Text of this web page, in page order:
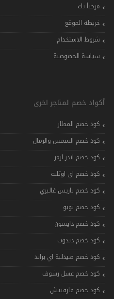
مرحباً بك
خريطة الموقع
شروط الاستخدام
سياسة الخصوصية
أكواد خصم لمتاجر اخرى
كود خصم المطار
كود خصم الشمس والرمال
كود خصم اندر ارمر
كود خصم اي اوتلت
كود خصم باريس غاليري
كود خصم تويو
كود خصم دايسون
كود خصم دبدوب
كود خصم صيدلية اي براند
كود خصم عسل رشوف
كود خصم فارفيتش